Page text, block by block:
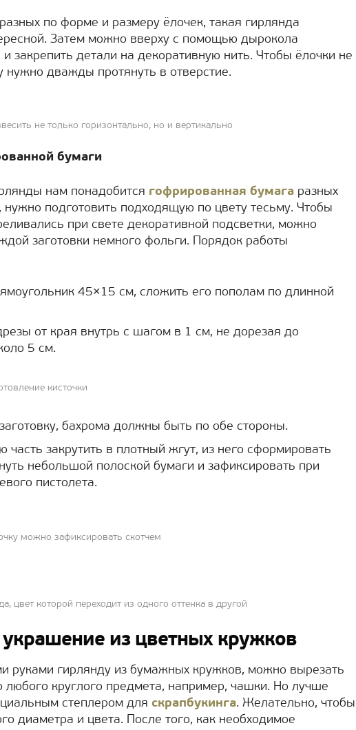
по форме и размеру ёлочек, такая гирлянда
Затем можно вверху с помощью дырокола
и закрепить детали на декоративную нить. Чтобы ёлочки не
нужно дважды протянуть в отверстие.
не только горизонтально, но и вертикально
бумаги
нам понадобится гофрированная бумага разных
нужно подготовить подходящую по цвету тесьму. Чтобы
при свете декоративной подсветки, можно
заготовки немного фольги. Порядок работы
45×15 см, сложить его пополам по длинной
от края внутрь с шагом в 1 см, не дорезая до
5 см.
кисточки
бахрома должны быть по обе стороны.
часть закрутить в плотный жгут, из него сформировать
небольшой полоской бумаги и зафиксировать при
пистолета.
можно зафиксировать скотчем
цвет которой переходит из одного оттенка в другой
из цветных кружков
руками гирлянду из бумажных кружков, можно вырезать
любого круглого предмета, например, чашки. Но лучше
степлером для скрапбукинга. Желательно, чтобы
диаметра и цвета. После того, как необходимое